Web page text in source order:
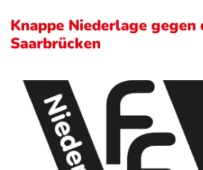
Knappe Niederlage gegen
Saarbrücken